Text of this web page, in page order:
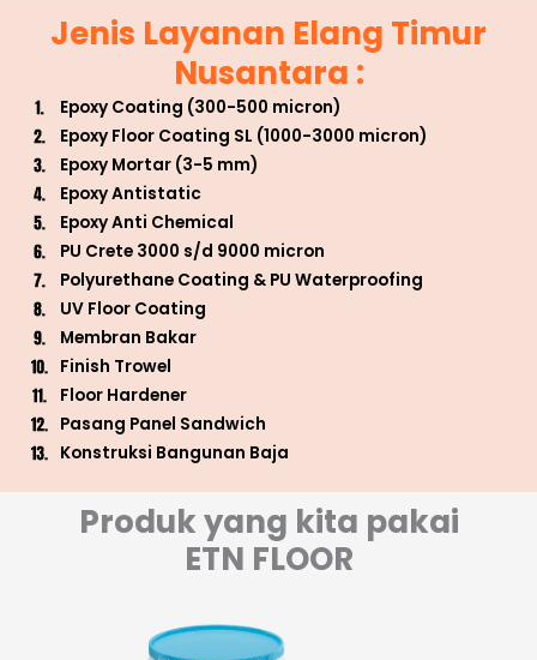
Jenis Layanan Elang Timur
Nusantara :
Epoxy Coating (300-500 micron)
Epoxy Floor Coating SL (1000-3000 micron)
Epoxy Mortar (3-5 mm)
Epoxy Antistatic
Epoxy Anti Chemical
PU Crete 3000 s/d 9000 micron
Polyurethane Coating & PU Waterproofing
UV Floor Coating
Membran Bakar
Finish Trowel
Floor Hardener
Pasang Panel Sandwich
Konstruksi Bangunan Baja
Produk yang kita pakai
ETN FLOOR